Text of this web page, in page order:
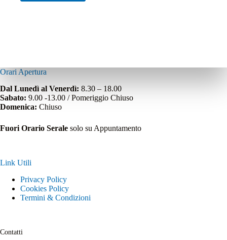
Orari Apertura
Dal Lunedì al Venerdì: 8.30 – 18.00
Sabato: 9.00 -13.00 / Pomeriggio Chiuso
Domenica: Chiuso
Fuori Orario Serale solo su Appuntamento
Link Utili
Privacy Policy
Cookies Policy
Termini & Condizioni
Contatti